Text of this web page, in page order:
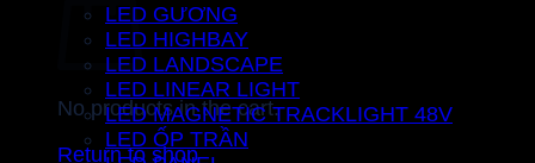
No products in the cart.
Return to shop
LED GƯƠNG
LED HIGHBAY
LED LANDSCAPE
LED LINEAR LIGHT
LED MAGNETIC TRACKLIGHT 48V
LED ỐP TRẦN